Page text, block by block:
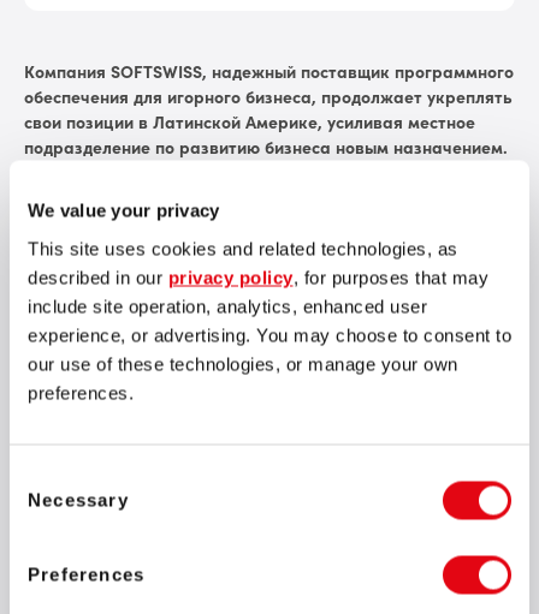
We value your privacy
This site uses cookies and related technologies, as
described in our privacy policy, for purposes that may
include site operation, analytics, enhanced user
experience, or advertising. You may choose to consent to
our use of these technologies, or manage your own
preferences.
Selection
Necessary
Preferences
Компания SOFTSWISS, надежный поставщик программного
обеспечения для игорного бизнеса, продолжает укреплять
свои позиции в Латинской Америке, усиливая местное
подразделение по развитию бизнеса новым назначением.
области спорта, инноваций и технологий, стала новым
региональным менеджером по развитию бизнеса
SOFTSWISS.
Раскрывая новые возможности и укрепляя прочные
региональные партнерские отношения, SOFTSWISS
приветствует Карлу Дуалиб с ее богатым списком
достижений и успехов в спортивной индустрии. Ее широкий
опыт в области маркетинга, коммуникаций и продаж дал ей
В своей роли, ориентированной на Бразилию, ключевой
искать перспективы для распространения SOFTSWISS
Casino Platform и исследовать новые горизонты для других